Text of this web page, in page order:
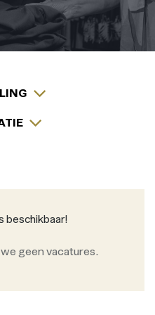
beschikbaar!
geen vacatures.